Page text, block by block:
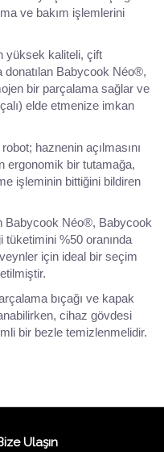
ve bakım işlemlerini
yüksek kaliteli, çift
donatılan Babycook Néo®,
bir parçalama sağlar ve
elde etmenize imkan
haznenin açılmasını
ergonomik bir tutamağa,
işleminin bittiğini bildiren
Babycook Néo®, Babycook
%50 oranında
için ideal bir seçim
bıçağı ve kapak
cihaz gövdesi
bir bezle temizlenmelidir.
Ulaşın